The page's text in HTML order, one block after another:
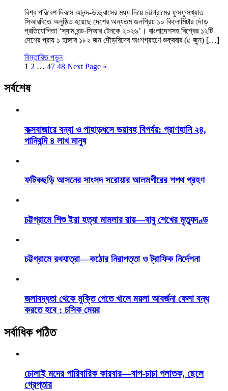
বিশ্ব পরিবেশ দিবসে আনন্দ-উচ্ছ্বাসের মধ্য দিয়ে চট্টগ্রামের ফুসফুসখ্যাত
সিআরবিতে অনুষ্ঠিত হয়েছে দেশের অন্যতম জনপ্রিয় ১০ কিলোমিটার দৌড়
প্রতিযোগিতা ‘স্যাম বন্ড-সিআর টেনকে ২০২৬’। বাংলাদেশসহ বিশ্বের ১২টি
দেশের প্রায় ১ হাজার ১৮২ জন দৌড়বিদের অংশগ্রহণে শুক্রবার (৫ জুন) […]
বিস্তারিত পড়ুন
1 2 … 47 48 Next Page »
সর্বশেষ
কক্সবাজারে বন্যা ও পাহাড়ধসে ভয়াবহ বিপর্যয়: প্রাণহানি ২৪,
পানিবন্দি ৪ লাখ মানুষ
ফটিকছড়ি আসনের সাংসদ সরোয়ার আলমগীরের শপথ গ্রহণ
চট্টগ্রামে শিশু ইরা হত্যা মামলার রায়—বাবু শেখের মৃত্যুদণ্ড
চট্টগ্রামে রথযাত্রা—কঠোর নিরাপত্তা ও ট্রাফিক নির্দেশনা
জলাবদ্ধতা থেকে মুক্তি পেতে খালে ময়লা আবর্জনা ফেলা বন্ধ
করতে হবে : চসিক মেয়র
সর্বাধিক পঠিত
চোলাই মদের পারিবারিক কারবার—বাপ-চাচা পলাতক, ছেলে
গ্রেপ্তার